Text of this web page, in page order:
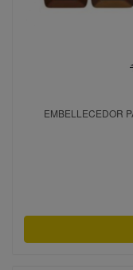
EMBELLECEDOR